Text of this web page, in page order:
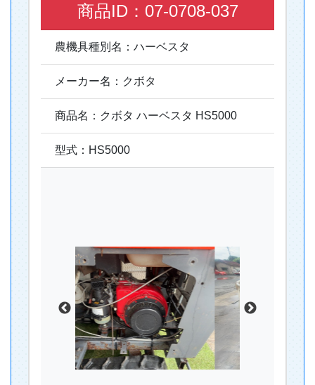
商品ID：07-0708-037
農機具種別名：ハーベスタ
メーカー名：クボタ
商品名：クボタ ハーベスタ HS5000
型式：HS5000